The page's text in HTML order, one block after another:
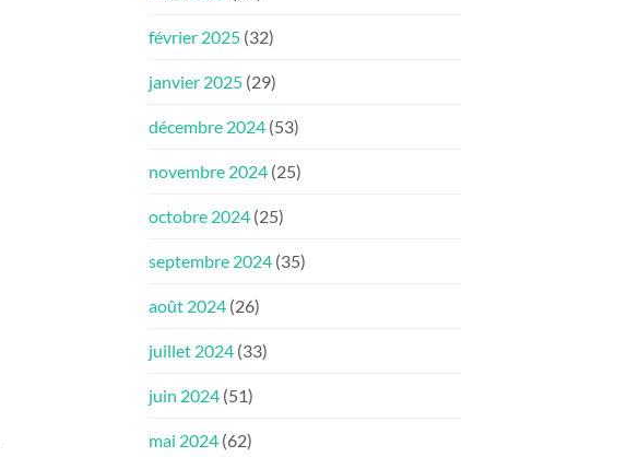
février 2025 (32)
janvier 2025 (29)
décembre 2024 (53)
novembre 2024 (25)
octobre 2024 (25)
septembre 2024 (35)
août 2024 (26)
juillet 2024 (33)
juin 2024 (51)
mai 2024 (62)